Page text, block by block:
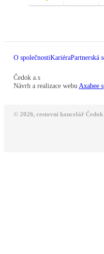
O společnostiKariéraPartnerská
Čedok a.s
Návrh a realizace webu Axabee
© 2026, cestovní kancelář Čedok